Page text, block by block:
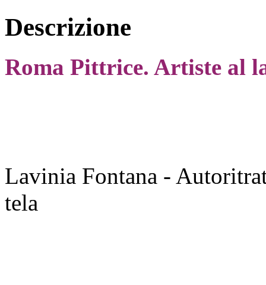
Descrizione
Roma Pittrice. Artiste al
Lavinia Fontana -
tela